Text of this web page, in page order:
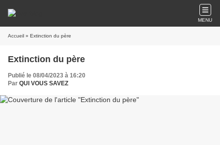
MENU
Accueil » Extinction du père
Extinction du père
Publié le 08/04/2023 à 16:20
Par QUI VOUS SAVEZ